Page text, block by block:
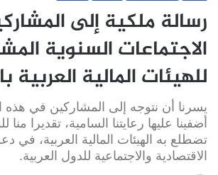
رسالة ملكية إلى
الاجتماعات السنوية
للهيئات المالية العربية
يسرنا أن نتوجه إلى المشاركين في هذه
أضفينا عليها رعايتنا السامية، تقديرا منا
تضطلع به الهيئات المالية العربية، في
الاقتصادية والاجتماعية للدول العربية.